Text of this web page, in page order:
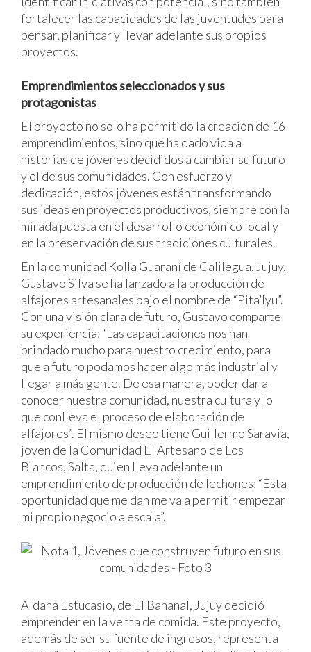
fortalecer las capacidades de las juventudes para
pensar, planificar y llevar adelante sus propios
proyectos.
Emprendimientos seleccionados y sus
protagonistas
El proyecto no solo ha permitido la creación de 16
emprendimientos, sino que ha dado vida a
historias de jóvenes decididos a cambiar su futuro
y el de sus comunidades. Con esfuerzo y
dedicación, estos jóvenes están transformando
sus ideas en proyectos productivos, siempre con la
mirada puesta en el desarrollo económico local y
en la preservación de sus tradiciones culturales.
En la comunidad Kolla Guaraní de Calilegua, Jujuy,
Gustavo Silva se ha lanzado a la producción de
alfajores artesanales bajo el nombre de “Pita’Iyu”.
Con una visión clara de futuro, Gustavo comparte
su experiencia: “Las capacitaciones nos han
brindado mucho para nuestro crecimiento, para
que a futuro podamos hacer algo más industrial y
llegar a más gente. De esa manera, poder dar a
conocer nuestra comunidad, nuestra cultura y lo
que conlleva el proceso de elaboración de
alfajores”. El mismo deseo tiene Guillermo Saravia,
joven de la Comunidad El Artesano de Los
Blancos, Salta, quien lleva adelante un
emprendimiento de producción de lechones: “Esta
oportunidad que me dan me va a permitir empezar
mi propio negocio a escala”.
Aldana Estucasio, de El Bananal, Jujuy decidió
emprender en la venta de comida. Este proyecto,
además de ser su fuente de ingresos, representa